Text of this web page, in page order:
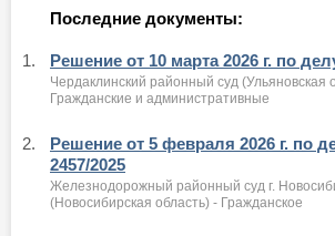
Последние документы:
1. Решение от 10 марта 2026 г. по
Чердаклинский районный суд (Ульяновская
Гражданские и административные
2.
Решение от 5 февраля 2026 г. по
2457/2025
Железнодорожный районный суд г.
(Новосибирская область) - Гражданское